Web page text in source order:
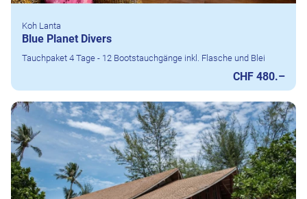
Koh Lanta
Blue Planet Divers
Tauchpaket 4 Tage - 12 Bootstauchgänge inkl. Flasche und Blei
CHF 480.–